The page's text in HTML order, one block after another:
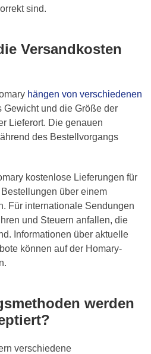
sind.
Versandkosten
hängen von verschiedenen
Gewicht und die Größe der
Lieferort. Die genauen
des Bestellvorgangs
kostenlose Lieferungen für
über einem
Für internationale Sendungen
und Steuern anfallen, die
Informationen über aktuelle
können auf der Homary-
werden
verschiedene